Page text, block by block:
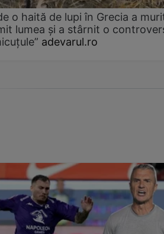
o haită de lupi în Grecia a
lumea și a stârnit o
adevarul.ro